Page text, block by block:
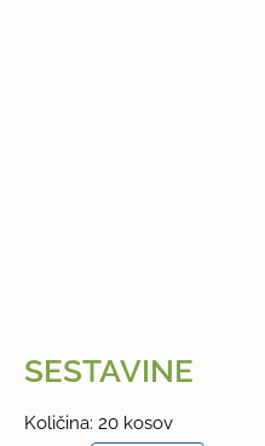
SESTAVINE
Količina: 20 kosov